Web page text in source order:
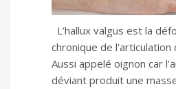
L’hallux valgus est la
chronique de
Aussi appelé oignon car
déviant produit une